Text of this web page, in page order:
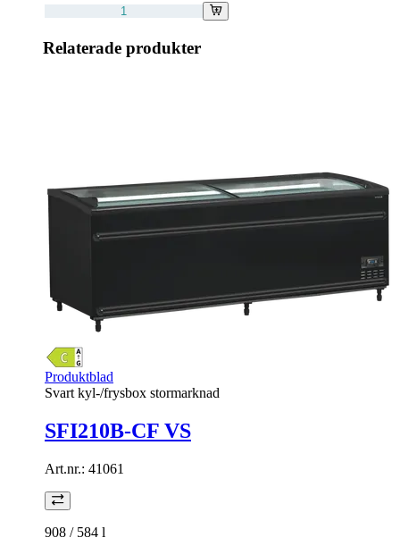
Relaterade produkter
Produktblad
Svart kyl-/frysbox stormarknad
SFI210B-CF VS
Art.nr.: 41061
908 / 584 l